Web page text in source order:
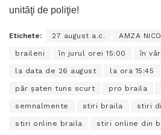
unităţi de poliţie!
Etichete: 27 august a.c. AMZA
braileni în jurul orei 15:00 în
la data de 26 august la ora 15:45
păr șaten tuns scurt pro braila
semnalmente stiri braila stiri
stiri online braila stiri online din